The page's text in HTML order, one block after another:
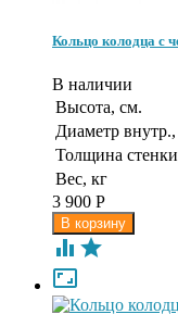
Кольцо колодца с
В наличии
Высота, см.
Диаметр
Толщина
Вес, кг
3 900 Р
 
